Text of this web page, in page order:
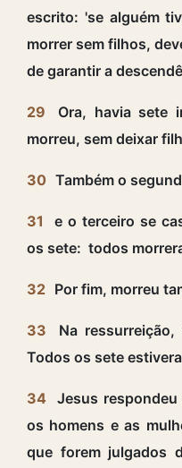
escrito: 'se alguém
morrer sem filhos,
de garantir a
29
Ora, havia sete
morreu, sem deixar
30 Também o
31
e o terceiro se
os sete: todos
32 Por fim, morreu
33
Na
Todos os sete
34
Jesus
os homens e as
que forem julgados